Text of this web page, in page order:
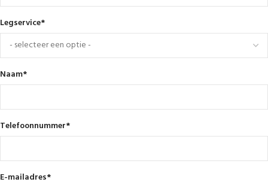
Legservice*
Naam*
Telefoonnummer*
E-mailadres*